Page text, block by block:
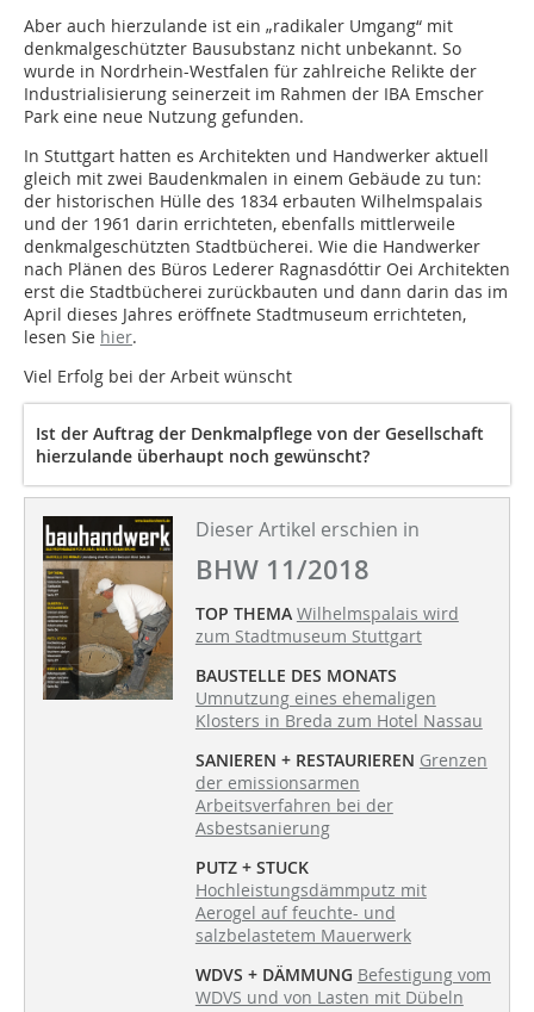
Aber auch hierzulande ist ein „radikaler Umgang“ mit
denkmalgeschützter Bausubstanz nicht unbekannt. So
wurde in Nordrhein-Westfalen für zahlreiche Relikte der
Industrialisierung seinerzeit im Rahmen der IBA Emscher
Park eine neue Nutzung gefunden.
In Stuttgart hatten es Architekten und Handwerker aktuell
gleich mit zwei Baudenkmalen in einem Gebäude zu tun:
der historischen Hülle des 1834 erbauten Wilhelmspalais
und der 1961 darin errichteten, ebenfalls mittlerweile
denkmalgeschützten Stadtbücherei. Wie die Handwerker
nach Plänen des Büros Lederer Ragnasdóttir Oei Architekten
erst die Stadtbücherei zurückbauten und dann darin das im
April dieses Jahres eröffnete Stadtmuseum errichteten,
lesen Sie hier.
Viel Erfolg bei der Arbeit wünscht
Ist der Auftrag der Denkmalpflege von der Gesellschaft
hierzulande überhaupt noch gewünscht?
Dieser Artikel erschien in
BHW 11/2018
TOP THEMA Wilhelmspalais wird
zum Stadtmuseum Stuttgart
BAUSTELLE DES MONATS
Umnutzung eines ehemaligen
Klosters in Breda zum Hotel Nassau
SANIEREN + RESTAURIEREN Grenzen
der emissionsarmen
Arbeitsverfahren bei der
Asbestsanierung
PUTZ + STUCK
Hochleistungsdämmputz mit
Aerogel auf feuchte- und
salzbelastetem Mauerwerk
WDVS + DÄMMUNG Befestigung vom
WDVS und von Lasten mit Dübeln